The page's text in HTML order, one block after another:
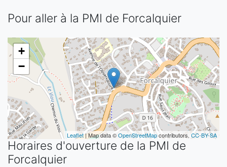
Pour aller à la PMI de Forcalquier
+
−
Leaflet| Map data ©OpenStreetMapcontributors,CC-BY-SA
Horaires d'ouverture de la PMI de
Forcalquier